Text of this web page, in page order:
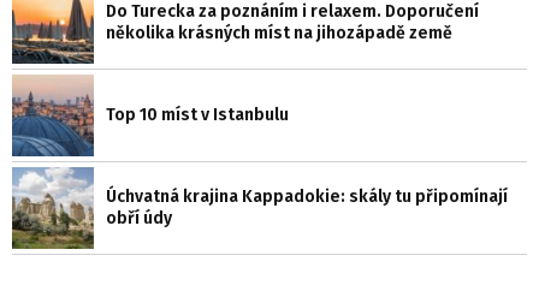
Do Turecka za poznáním i relaxem. Doporučení
několika krásných míst na jihozápadě země
Top 10 míst v Istanbulu
Úchvatná krajina Kappadokie: skály tu připomínají
obří údy